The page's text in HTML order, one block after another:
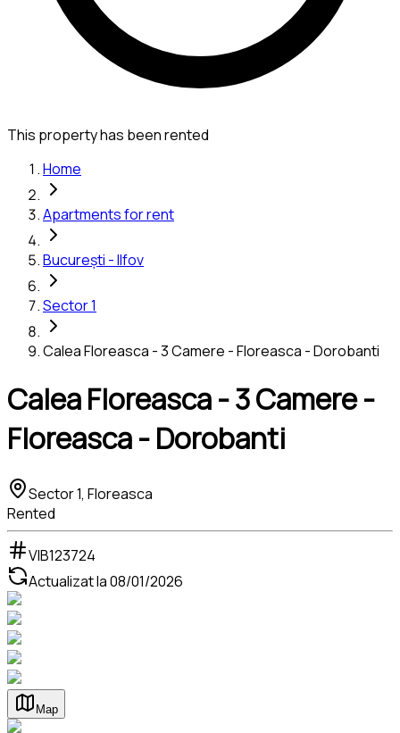
This property has been rented
Home
Apartments for rent
București - Ilfov
Sector 1
Calea Floreasca - 3 Camere - Floreasca - Dorobanti
Calea Floreasca - 3 Camere -
Floreasca - Dorobanti
Sector 1, Floreasca
Rented
VIB123724
Actualizat la08/01/2026
Map